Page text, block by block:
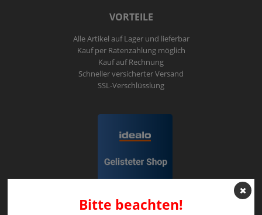
VORTEILE
Alle Artikel auf Lager und lieferbar
Kauf per Ratenzahlung möglich
Kauf auf Rechnung
Schneller versicherter Versand
SSL-Verschlüsslung
Bitte beachten!